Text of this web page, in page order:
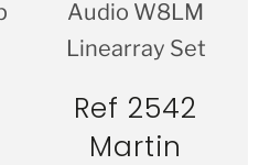
Ref 2542
Martin